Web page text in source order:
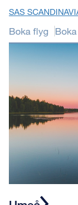
SAS
Boka flyg